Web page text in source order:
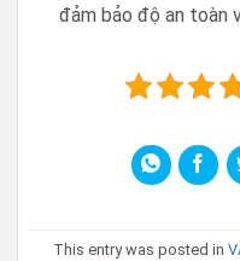
đảm bảo độ an toàn
This entry was posted in